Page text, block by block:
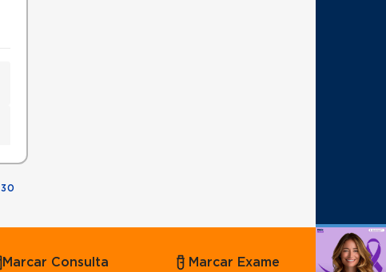
30
Agende
Marcar Consulta Marcar Exame